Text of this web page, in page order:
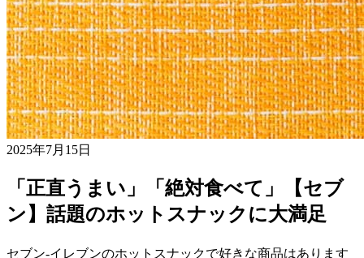
2025年7月15日
「正直うまい」「絶対食べて」【セブ
ン】話題のホットスナックに大満足
セブン-イレブンのホットスナックで好きな商品はあります